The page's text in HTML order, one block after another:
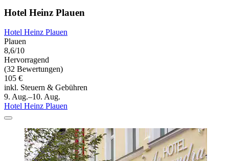
Hotel Heinz Plauen
Hotel Heinz Plauen
Plauen
8,6/10
Hervorragend
(32 Bewertungen)
105 €
inkl. Steuern & Gebühren
9. Aug.–10. Aug.
Hotel Heinz Plauen